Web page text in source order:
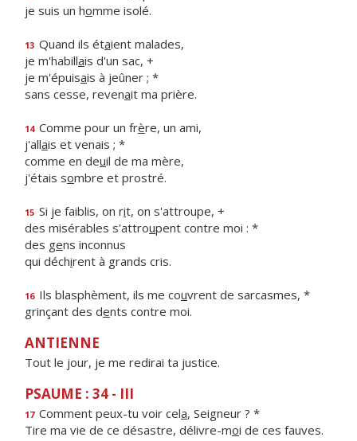
je suis un homme isolé.
13 Quand ils étaient malades,
je m'habillais d'un sac, +
je m'épuisais à jeûner ; *
sans cesse, revenait ma prière.
14 Comme pour un frère, un ami,
j'allais et venais ; *
comme en deuil de ma mère,
j'étais sombre et prostré.
15 Si je faiblis, on rit, on s'attroupe, +
des misérables s'attroupent contre moi : *
des gens inconnus
qui déchirent à grands cris.
16 Ils blasphèment, ils me couvrent de sarcasmes, *
grinçant des dents contre moi.
ANTIENNE
Tout le jour, je me redirai ta justice.
PSAUME : 34 - III
17 Comment peux-tu voir cela, Seigneur ? *
Tire ma vie de ce désastre, délivre-moi de ces fauves.